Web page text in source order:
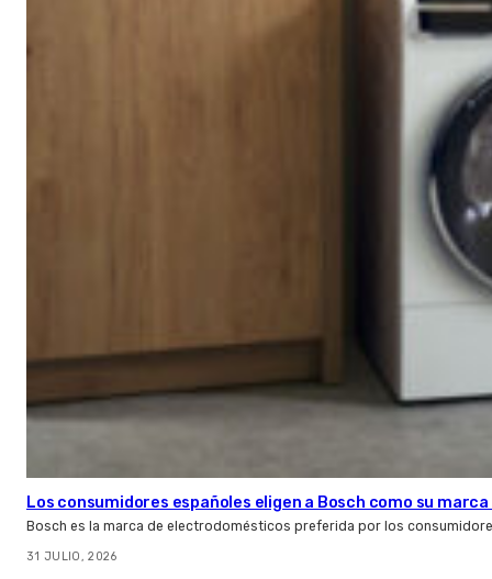
Los consumidores españoles eligen a Bosch como su
Bosch es la marca de electrodomésticos preferida por los
31 JULIO, 2026